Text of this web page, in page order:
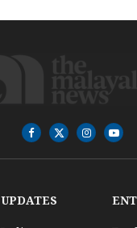
Facebook
X
(Twitter)
Instagram
UPDATES